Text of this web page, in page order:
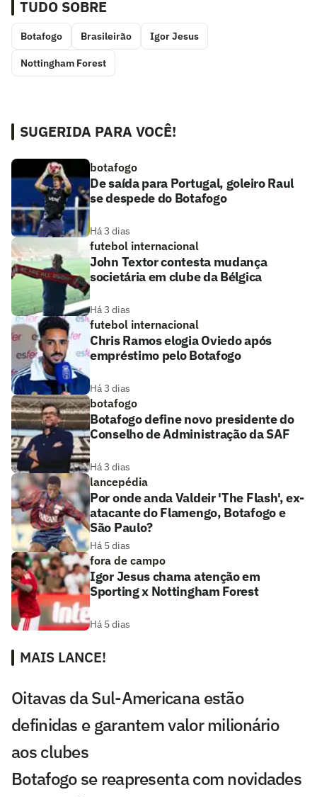
TUDO SOBRE
Botafogo Brasileirão Igor Jesus
Nottingham Forest
SUGERIDA PARA VOCÊ!
botafogo
De saída para Portugal, goleiro Raul
se despede do Botafogo
Há 3 dias
futebol internacional
John Textor contesta mudança
societária em clube da Bélgica
Há 3 dias
futebol internacional
Chris Ramos elogia Oviedo após
empréstimo pelo Botafogo
Há 3 dias
botafogo
Botafogo define novo presidente do
Conselho de Administração da SAF
Há 3 dias
lancepédia
Por onde anda Valdeir 'The Flash', ex-
atacante do Flamengo, Botafogo e
São Paulo?
Há 5 dias
fora de campo
Igor Jesus chama atenção em
Sporting x Nottingham Forest
Há 5 dias
MAIS LANCE!
Oitavas da Sul-Americana estão
definidas e garantem valor milionário
aos clubes
Botafogo se reapresenta com novidades